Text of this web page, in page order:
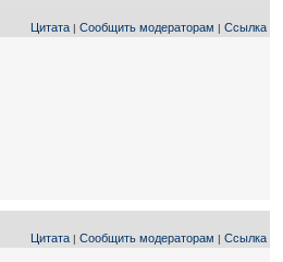
Цитата | Сообщить модераторам | Ссылка
Цитата | Сообщить модераторам | Ссылка